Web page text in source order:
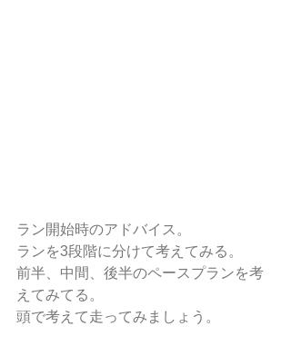
ラン開始時のアドバイス。
ランを3段階に分けて考えてみる。
前半、中間、後半のペースプランを考
えてみてる。
頭で考えて走ってみましょう。